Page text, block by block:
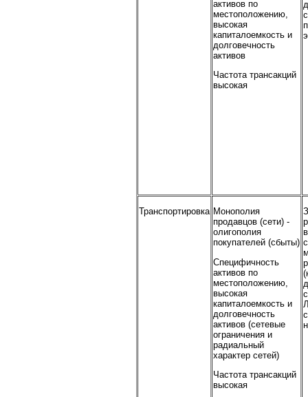
активов по
местоположению,
высокая
капиталоемкость и
долговечность
активов
Частота трансакций
высокая
Транспортировка Монополия
продавцов (сети) -
олигополия
покупателей (сбыты)
Специфичность
активов по
местоположению,
высокая
капиталоемкость и
долговечность
активов (сетевые
ограничения и
радиальный
характер сетей)
Частота трансакций
высокая